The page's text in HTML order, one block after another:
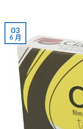
03
6 月